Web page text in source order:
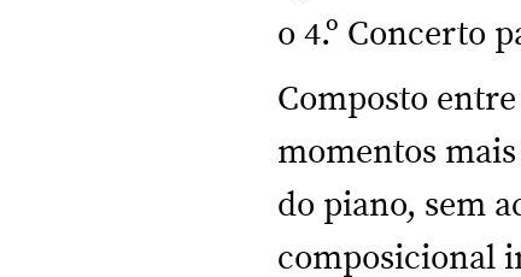
o 4.º Concerto
Composto
momentos
do piano, sem
composicional